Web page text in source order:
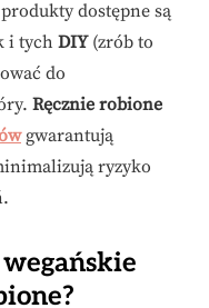
dostępne są
i tych DIY(zrób to
do
Ręcznie robione
gwarantują
ryzyko